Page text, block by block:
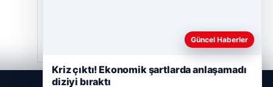
Güncel Haberler
Kriz çıktı! Ekonomik şartlarda anlaşamadı
diziyi bıraktı